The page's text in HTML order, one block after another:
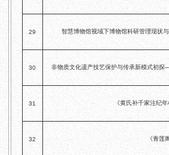
29 智慧博物馆视域下博物馆科研管理现状
30 非物质文化遗产技艺保护与传承新模式初
31 《黄氏补千家注纪
32 《青莲